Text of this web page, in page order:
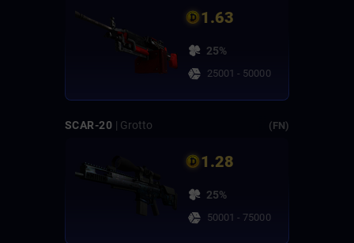
1.63
25%
25001 - 50000
SCAR-20 | Grotto (FN)
1.28
25%
50001 - 75000